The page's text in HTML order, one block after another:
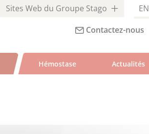
Sites Web du Groupe Stago
EN
Contactez-nous
Hémostase Actualités